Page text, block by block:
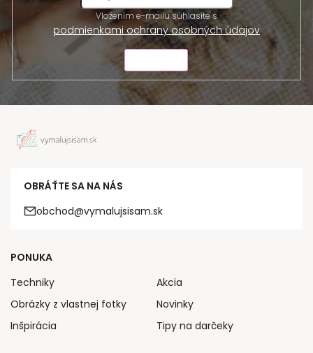
Vložením e-mailu súhlasíte s
podmienkami ochrany osobných údajov
OBRÁŤTE SA NA NÁS
obchod@vymalujsisam.sk
PONUKA
Techniky
Obrázky z vlastnej fotky
Inšpirácia
Akcia
Novinky
Tipy na darčeky